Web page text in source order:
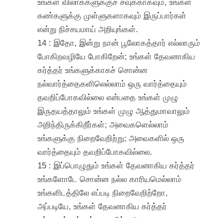
கண்களுக்கு முள்ளுகளாகவும் இருப்பார்கள்
என்று நிச்சயமாய் அறியுங்கள்.
14 : இதோ, இன்று நான் பூலோகத்தார் எல்லாரும்
போகிறவழியே போகிறேன்; உங்கள் தேவனாகிய
கர்த்தர் உங்களுக்காகச் சொன்ன
நல்வார்த்தைகளிலெல்லாம் ஒரு வார்த்தையும்
தவறிப்போகவில்லை என்பதை உங்கள் முழு
இருதயத்தாலும் உங்கள் முழு ஆத்துமாவாலும்
அறிந்திருக்கிறீர்கள்; அவைகளெல்லாம்
உங்களுக்கு நிறைவேறிற்று; அவைகளில் ஒரு
வார்த்தையும் தவறிப்போகவில்லை.
15 : இப்பொழுதும் உங்கள் தேவனாகிய கர்த்தர்
உங்களோடே சொன்ன நல்ல காரியமெல்லாம்
உங்களிடத்திலே எப்படி நிறைவேறிற்றோ,
அப்படியே, உங்கள் தேவனாகிய கர்த்தர்